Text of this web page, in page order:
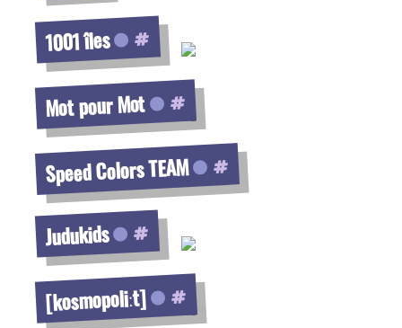
1001 îles
Mot pour Mot
Speed Colors TEAM
Judukids
Voir la fiche
[kosmopoliːt]
Voir la fiche
Voir la fiche